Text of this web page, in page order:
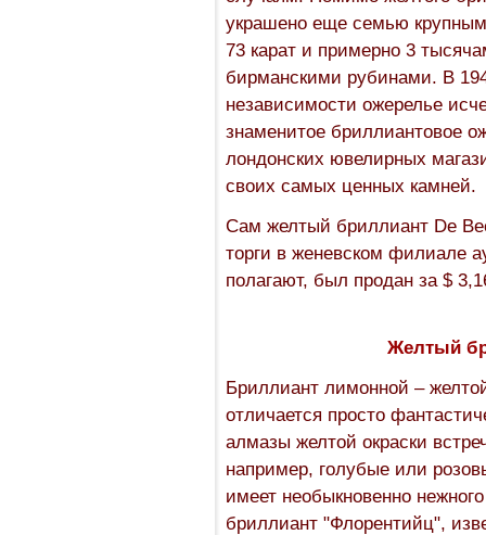
украшено еще семью
73 карат и примерно 3
бирманскими рубинами. В
независимости ожерелье
знаменитое бриллиантовое
лондонских ювелирных
своих самых ценных камней.
Сам желтый бриллиант De
торги в женевском филиале
полагают, был продан за $
Желтый
Бриллиант лимонной –
отличается просто
алмазы желтой окраски
например, голубые или
имеет необыкновенно
бриллиант "Флорентийц",